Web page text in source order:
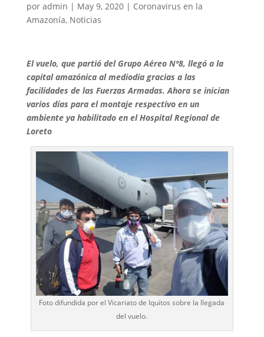
por admin | May 9, 2020| Coronavirus en la
Amazonía, Noticias
El vuelo, que partió del Grupo Aéreo Nº8, llegó a la
capital amazónica al mediodía gracias a las
facilidades de las Fuerzas Armadas. Ahora se inician
varios días para el montaje respectivo en un
ambiente ya habilitado en el Hospital Regional de
Loreto
Foto difundida por el Vicariato de Iquitos sobre la llegada
del vuelo.